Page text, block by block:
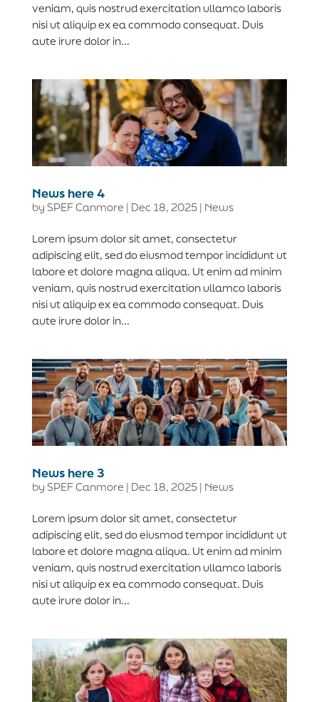
veniam, quis nostrud exercitation ullamco laboris
nisi ut aliquip ex ea commodo consequat. Duis
aute irure dolor in...
News here 4
by SPEF Canmore | Dec 18, 2025| News
Lorem ipsum dolor sit amet, consectetur
adipiscing elit, sed do eiusmod tempor incididunt ut
labore et dolore magna aliqua. Ut enim ad minim
veniam, quis nostrud exercitation ullamco laboris
nisi ut aliquip ex ea commodo consequat. Duis
aute irure dolor in...
News here 3
by SPEF Canmore | Dec 18, 2025| News
Lorem ipsum dolor sit amet, consectetur
adipiscing elit, sed do eiusmod tempor incididunt ut
labore et dolore magna aliqua. Ut enim ad minim
veniam, quis nostrud exercitation ullamco laboris
nisi ut aliquip ex ea commodo consequat. Duis
aute irure dolor in...